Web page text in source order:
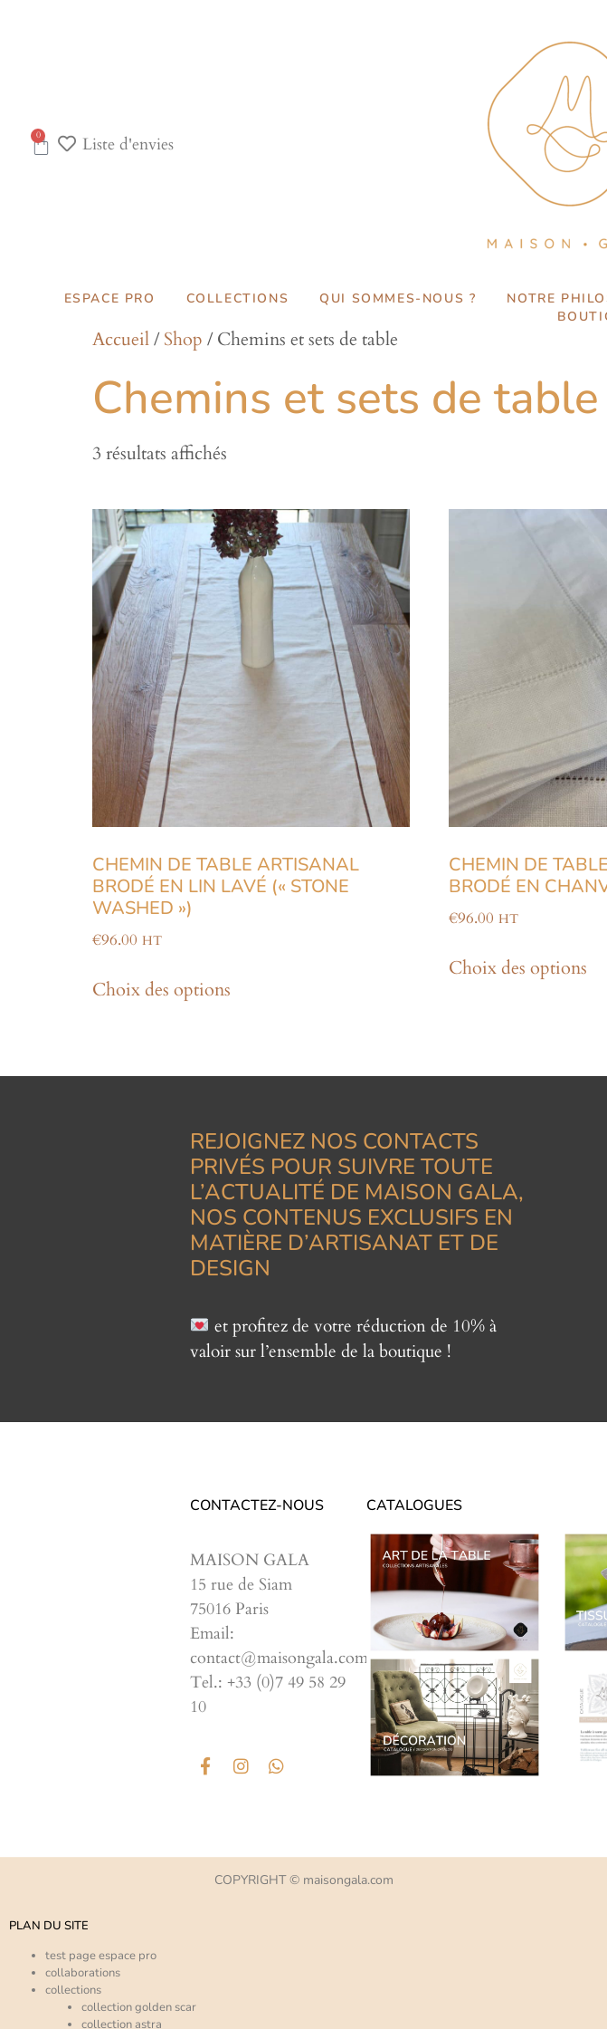
0 Liste d'envies
ESPACE PRO COLLECTIONS QUI SOMMES-NOUS ? NOTRE
Accueil/Shop / Chemins et sets de table
Chemins et sets de table
3 résultats affichés
CHEMIN DE TABLE ARTISANAL
BRODÉ EN LIN LAVÉ (« STONE
WASHED »)
€96.00 HT
Choix des options
CHEMIN DE
BRODÉ EN
€96.00 HT
Choix des options
REJOIGNEZ NOS CONTACTS
PRIVÉS POUR SUIVRE TOUTE
L’ACTUALITÉ DE MAISON GALA,
NOS CONTENUS EXCLUSIFS EN
MATIÈRE D’ARTISANAT ET DE
DESIGN
et profitez de votre réduction de 10% à
valoir sur l’ensemble de la boutique !
CONTACTEZ-NOUS
MAISON GALA
15 rue de Siam
75016 Paris
Email:
contact@maisongala.com
Tel.: +33 (0)7 49 58 29
10
CATALOGUES
COPYRIGHT © maisongala.com
PLAN DU SITE
test page espace pro
collaborations
collections
collection golden scar
collection astra